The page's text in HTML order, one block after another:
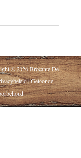
© 2026 Brocante De
| Getoonde